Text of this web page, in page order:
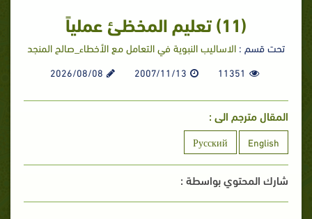
(11) تعليم المخظئ عملياً
تحت قسم : الاساليب النبوية في التعامل مع الأخطاء_صالح المنجد
11351
2007/11/13
2026/08/08
المقال مترجم الى :
English
Русский
شارك المحتوي بواسطة :